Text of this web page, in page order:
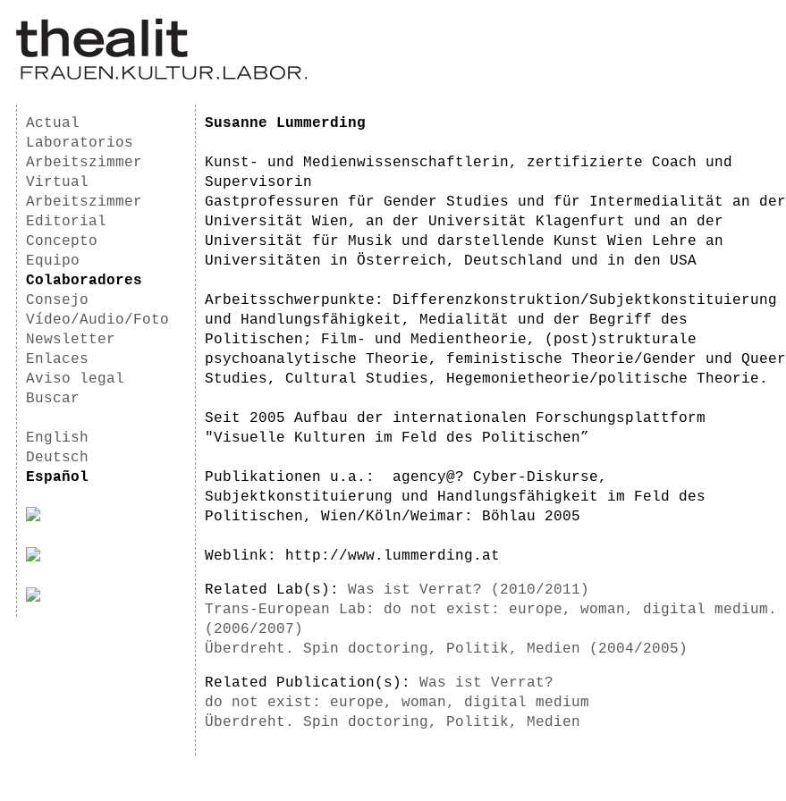
Actual
Laboratorios
Arbeitszimmer
Virtual
Arbeitszimmer
Editorial
Concepto
Equipo
Colaboradores
Consejo
Vídeo/Audio/Foto
Newsletter
Enlaces
Aviso legal
Buscar
English
Deutsch
Español
Susanne Lummerding
Kunst- und Medienwissenschaftlerin, zertifizierte Coach und
Supervisorin
Gastprofessuren für Gender Studies und für Intermedialität an der
Universität Wien, an der Universität Klagenfurt und an der
Universität für Musik und darstellende Kunst Wien Lehre an
Universitäten in Österreich, Deutschland und in den USA
Arbeitsschwerpunkte: Differenzkonstruktion/Subjektkonstituierung
und Handlungsfähigkeit, Medialität und der Begriff des
Politischen; Film- und Medientheorie, (post)strukturale
psychoanalytische Theorie, feministische Theorie/Gender und Queer
Studies, Cultural Studies, Hegemonietheorie/politische Theorie.
Seit 2005 Aufbau der internationalen Forschungsplattform
"Visuelle Kulturen im Feld des Politischen”
Publikationen u.a.: agency@? Cyber-Diskurse,
Subjektkonstituierung und Handlungsfähigkeit im Feld des
Politischen, Wien/Köln/Weimar: Böhlau 2005
Weblink: http://www.lummerding.at
Related Lab(s): Was ist Verrat? (2010/2011)
Trans-European Lab: do not exist: europe, woman, digital medium.
(2006/2007)
Überdreht. Spin doctoring, Politik, Medien (2004/2005)
Related Publication(s): Was ist Verrat?
do not exist: europe, woman, digital medium
Überdreht. Spin doctoring, Politik, Medien